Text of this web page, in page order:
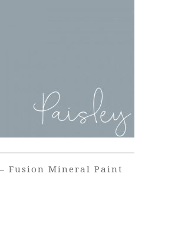
Fusion Mineral Paint